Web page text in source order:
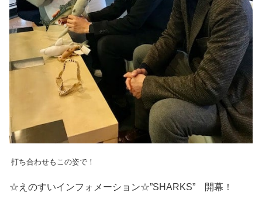
打ち合わせもこの姿で！
☆えのすいインフォメーション☆”SHARKS” 開幕！